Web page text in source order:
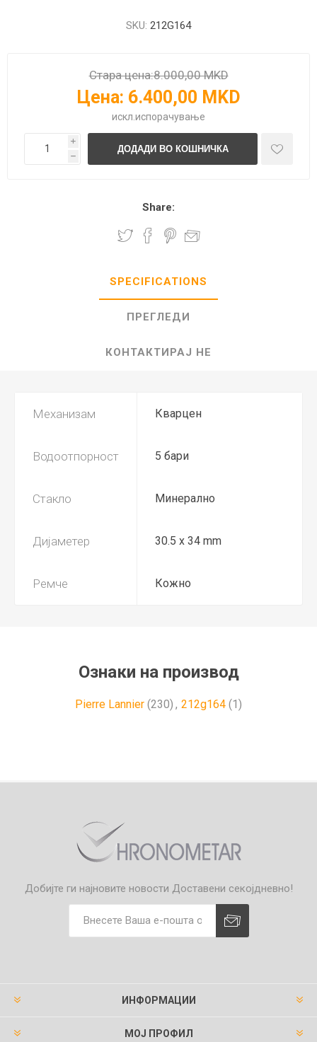
SKU: 212G164
Стара цена:8.000,00 MKD
Цена: 6.400,00 MKD
искл. испорачување
i
h
Share:
SPECIFICATIONS
ПРЕГЛЕДИ
КОНТАКТИРАЈ НЕ
Механизам Кварцен
Водоотпорност 5 бари
Стакло Минерално
Дијаметер 30.5 x 34 mm
Ремче Кожно
Ознаки на производ
Pierre Lannier (230) , 212g164 (1)
Добијте ги најновите новости Доставени секојдневно!
ИНФОРМАЦИИ
МОЈ ПРОФИЛ